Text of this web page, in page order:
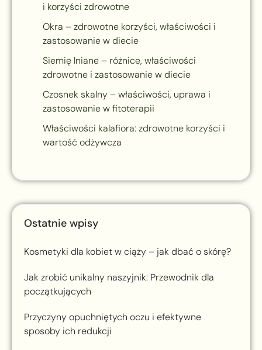
i korzyści zdrowotne
Okra – zdrowotne korzyści, właściwości i
zastosowanie w diecie
Siemię lniane – różnice, właściwości
zdrowotne i zastosowanie w diecie
Czosnek skalny – właściwości, uprawa i
zastosowanie w fitoterapii
Właściwości kalafiora: zdrowotne korzyści i
wartość odżywcza
Ostatnie wpisy
Kosmetyki dla kobiet w ciąży – jak dbać o skórę?
Jak zrobić unikalny naszyjnik: Przewodnik dla
początkujących
Przyczyny opuchniętych oczu i efektywne
sposoby ich redukcji